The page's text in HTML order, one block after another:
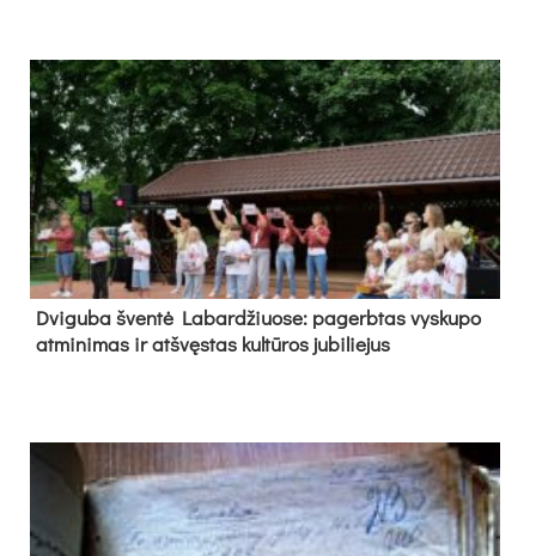
Dvi­gu­ba šven­tė La­bar­džiuo­se: pa­gerb­tas vys­ku­po
at­mi­ni­mas ir at­švęs­tas kul­tū­ros ju­bi­lie­jus